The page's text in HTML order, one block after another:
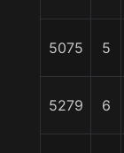
5075 5
5279 6